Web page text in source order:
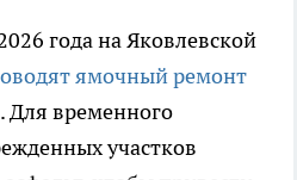
года на Яковлевской
ямочный ремонт
Для временного
участков